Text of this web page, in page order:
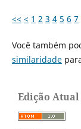
<< < 1 2 3 4 5 6 7
Você também
similaridade
Edição Atual